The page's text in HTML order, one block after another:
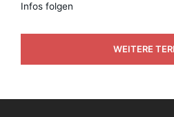
Infos folgen
WEITERE